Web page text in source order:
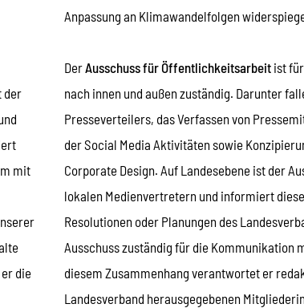
der
mit
die
Anpassung an Klimawandelfolgen
DerAusschuss für Öffentlichkeitsarbeit ist
nach innen und außen zuständig. Darunter
Presseverteilers, das Verfassen von
der Social Media Aktivitäten sowie
Corporate Design. Auf Landesebene ist der
lokalen Medienvertretern und informiert
Resolutionen oder Planungen des
Ausschuss zuständig für die Kommunikation
diesem Zusammenhang verantwortet er
Landesverband herausgegebenen